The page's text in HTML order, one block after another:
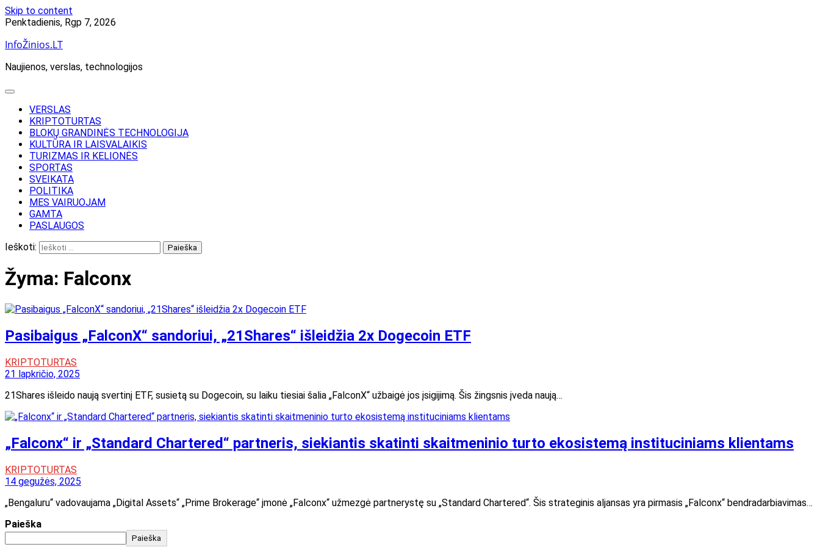
Skip to content
Penktadienis, Rgp 7, 2026
InfoŽinios.LT
Naujienos, verslas, technologijos
VERSLAS
KRIPTOTURTAS
BLOKŲ GRANDINĖS TECHNOLOGIJA
KULTŪRA IR LAISVALAIKIS
TURIZMAS IR KELIONĖS
SPORTAS
SVEIKATA
POLITIKA
MES VAIRUOJAM
GAMTA
PASLAUGOS
Ieškoti:
Žyma: Falconx
Pasibaigus „FalconX“ sandoriui, „21Shares“ išleidžia 2x Dogecoin ETF
KRIPTOTURTAS
21 lapkričio, 2025
21Shares išleido naują svertinį ETF, susietą su Dogecoin, su laiku tiesiai šalia „FalconX“ užbaigė jos įsigijimą. Šis žingsnis įveda naują…
„Falconx“ ir „Standard Chartered“ partneris, siekiantis skatinti skaitmeninio turto ekosistemą instituciniams klientams
KRIPTOTURTAS
14 gegužės, 2025
„Bengaluru“ vadovaujama „Digital Assets“ „Prime Brokerage“ įmonė „Falconx“ užmezgė partnerystę su „Standard Chartered“. Šis strateginis aljansas yra pirmasis „Falconx“ bendradarbiavimas…
Paieška
Paieška